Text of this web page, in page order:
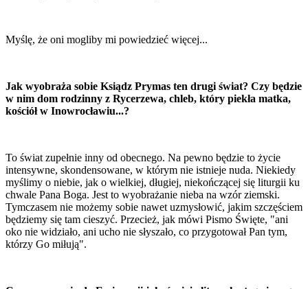
Myślę, że oni mogliby mi powiedzieć więcej...
Jak wyobraża sobie Ksiądz Prymas ten drugi świat? Czy będzie
w nim dom rodzinny z Rycerzewa, chleb, który piekła matka,
kościół w Inowrocławiu...?
To świat zupełnie inny od obecnego. Na pewno będzie to życie
intensywne, skondensowane, w którym nie istnieje nuda. Niekiedy
myślimy o niebie, jak o wielkiej, długiej, niekończącej się liturgii ku
chwale Pana Boga. Jest to wyobrażanie nieba na wzór ziemski.
Tymczasem nie możemy sobie nawet uzmysłowić, jakim szczęściem
będziemy się tam cieszyć. Przecież, jak mówi Pismo Święte, "ani
oko nie widziało, ani ucho nie słyszało, co przygotował Pan tym,
którzy Go miłują".